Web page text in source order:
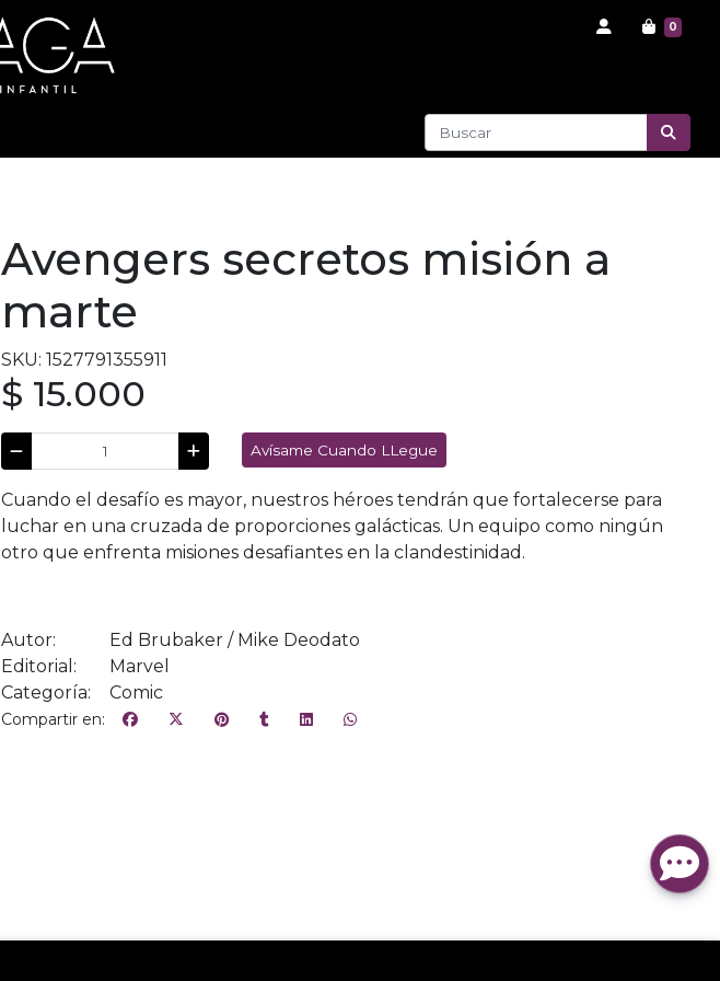
0
Avengers secretos misión a
marte
SKU: 1527791355911
$ 15.000
Avísame Cuando LLegue
Cuando el desafío es mayor, nuestros héroes tendrán que fortalecerse para
luchar en una cruzada de proporciones galácticas. Un equipo como ningún
otro que enfrenta misiones desafiantes en la clandestinidad.
Autor:
Ed Brubaker / Mike Deodato
Editorial:
Marvel
Categoría:
Comic
Compartir en: